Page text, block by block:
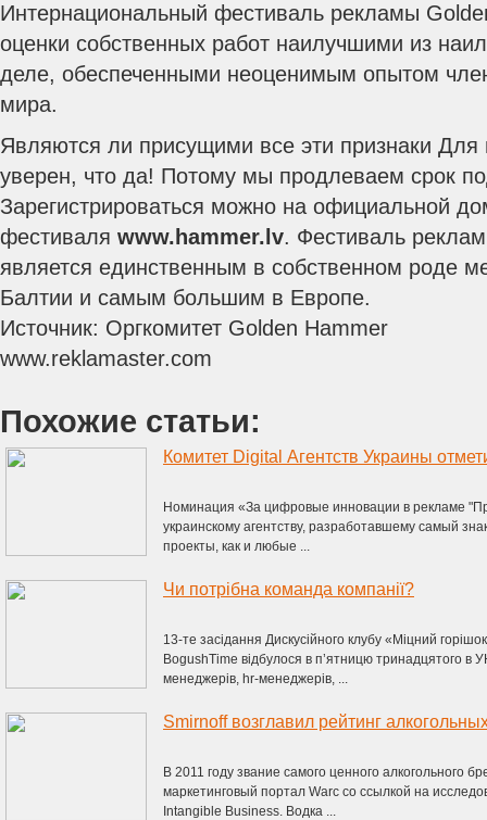
Интернациональный фестиваль рекламы
оценки собственных работ наилучшими из
деле, обеспеченными неоценимым опытом
мира.
Являются ли присущими все эти признаки Для
уверен, что да! Потому мы продлеваем срок
Зарегистрироваться можно на официальной
фестиваля www.hammer.lv. Фестиваль
является единственным в собственном роде
Балтии и самым большим в Европе.
Источник: Оргкомитет Golden Hammer
www.reklamaster.com
Похожие статьи:
Номинация «За цифровые инновации в рекламе
украинскому агентству, разработавшему самый
проекты, как и любые ...
Чи потрібна команда компанії?
13-те засідання Дискусійного клубу «Міцний
BogushTime відбулося в п’ятницю тринадцятого в
менеджерів, hr-менеджерів, ...
Smirnoff возглавил рейтинг
В 2011 году звание самого ценного алкогольного
маркетинговый портал Warc со ссылкой на
Intangible Business. Водка ...